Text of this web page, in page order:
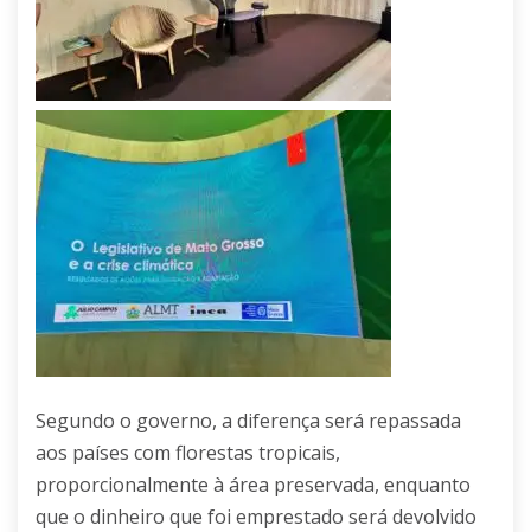
Segundo o governo, a diferença será repassada
aos países com florestas tropicais,
proporcionalmente à área preservada, enquanto
que o dinheiro que foi emprestado será devolvido